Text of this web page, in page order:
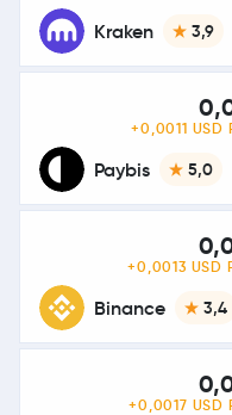
Kraken 3,9
Paybis 5,0
+0,0011 USD
Binance 3,4
+0,0013 USD
+0,0017 USD